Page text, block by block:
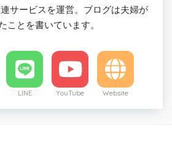
サービスを運営。ブログは夫婦が
ことを書いています。
LINE YouTube Website